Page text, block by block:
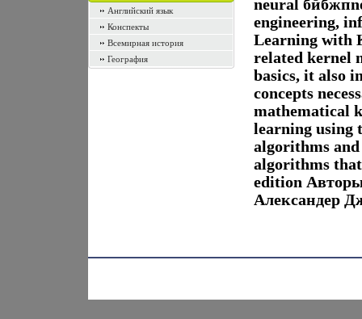
Английский язык
Конспекты
Всемирная история
География
neural
engineering,
Learning with
related kernel
basics, it also
concepts
mathematical
learning using
algorithms
algorithms that
edition
Александер